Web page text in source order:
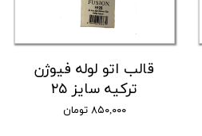
قالب اتو لوله فیوژن
ترکیه سایز ۲۵
۸۵۰,۰۰۰ تومان